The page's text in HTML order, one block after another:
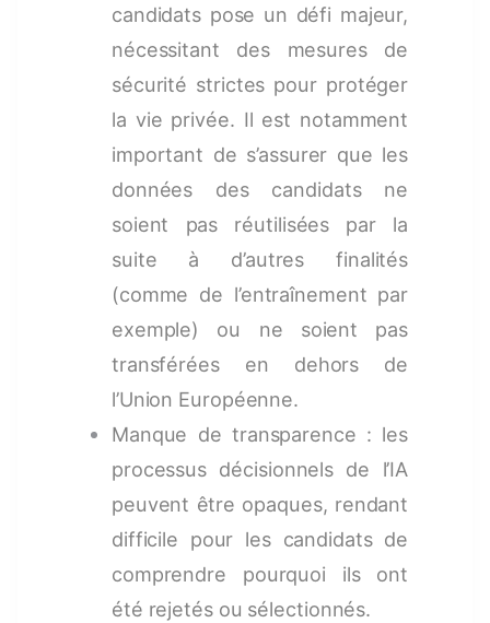
candidats pose un défi majeur,
nécessitant des mesures de
sécurité strictes pour protéger
la vie privée. Il est notamment
important de s’assurer que les
données des candidats ne
soient pas réutilisées par la
suite à d’autres finalités
(comme de l’entraînement par
exemple) ou ne soient pas
transférées en dehors de
l’Union Européenne.
Manque de transparence : les
processus décisionnels de l’IA
peuvent être opaques, rendant
difficile pour les candidats de
comprendre pourquoi ils ont
été rejetés ou sélectionnés.